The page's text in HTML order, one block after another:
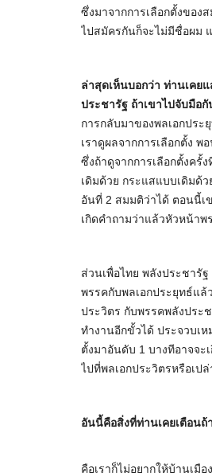
ซึ่งมาจากการเลือกตั้งของ
ไปสมัครกันก็จะไม่มีชื่อผม
ล่าสุดเห็นบอกว่า ท่านเคย
ประชารัฐ ถ้าเขาไปจับมือ
การกลับมาของพลเอกประ
เราดูผลจากการเลือกตั้ง
ซึ่งถ้าดูจากการเลือกตั้งครั้
เดิมด้วย กระแสแบบเดิมด้
อันที่ 2 สมมติว่าได้ ตอนนี้เ
เกิดคำถามว่าแล้วหัวหน้าพ
ส่วนเพื่อไทย พลังประชารั
พรรคกับพลเอกประยุทธ์แล้
ประวิตร กับพรรคพลังประช
ทำงานอีกขั้วได้ ประจวบเ
ตั้งมาอันดับ 1 บางทีอาจจะ
ไปที่พลเอกประวิตรหรือเปล่
อันนี้คือสิ่งที่ท่านเคยเตือน
คือเราก็ไม่อยากให้บ้านเมื